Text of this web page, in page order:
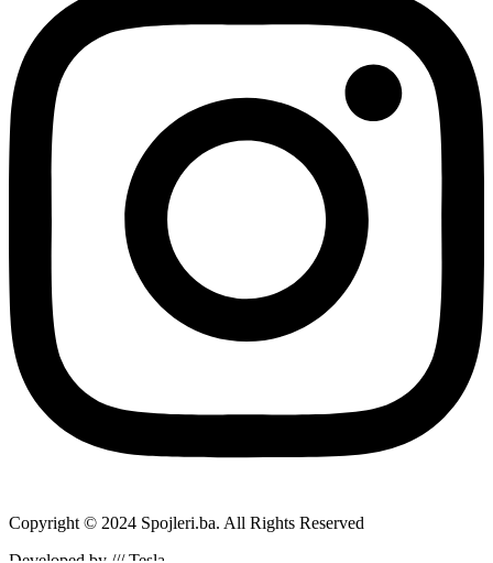
Copyright © 2024 Spojleri.ba. All Rights Reserved